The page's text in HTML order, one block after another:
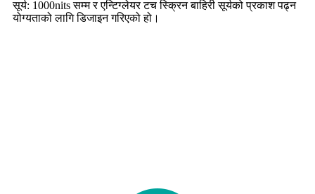
सूर्य: 1000nits सम्म र एन्टिग्लेयर टच स्क्रिन बाहिरी सूर्यको प्रकाश पढ्न
योग्यताको लागि डिजाइन गरिएको हो।